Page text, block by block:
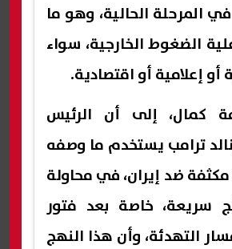
المرحلة الحالية، وهو ما
الضغوط الخارجية، سواء
إعلامية أو اقتصادية.
كمال، إلى أن الرئيس
ترامب يستخدم ما وصفه
ضد إيران، في محاولة
سريعة، خاصة بعد فتور
التهدئة، وأن هذا النهج